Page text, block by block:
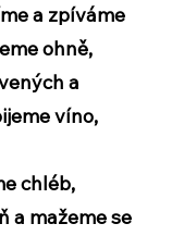
a zpíváme
ohně,
a
víno,
chléb,
a mažeme se